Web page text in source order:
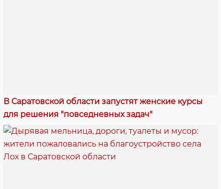
В Саратовской области запустят женские курсы
для решения "повседневных задач"